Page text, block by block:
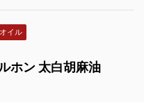
イル
ホン 太白胡麻油